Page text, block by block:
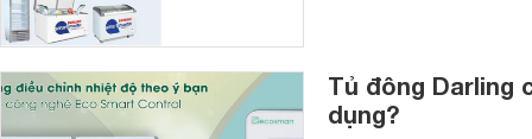
Tủ đông Darling
dụng?